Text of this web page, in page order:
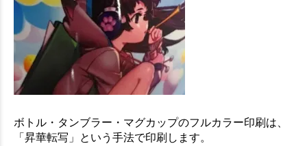
ボトル・タンブラー・マグカップのフルカラー印刷は、
「昇華転写」という手法で印刷します。